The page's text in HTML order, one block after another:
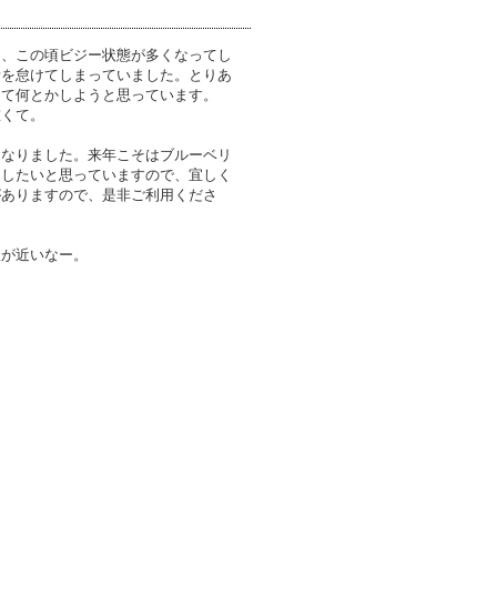
この頃ビジー状態が多くなってし
怠けてしまっていました。とりあ
何とかしようと思っています。
て。
りました。来年こそはブルーベリ
たいと思っていますので、宜しく
りますので、是非ご利用くださ
近いなー。